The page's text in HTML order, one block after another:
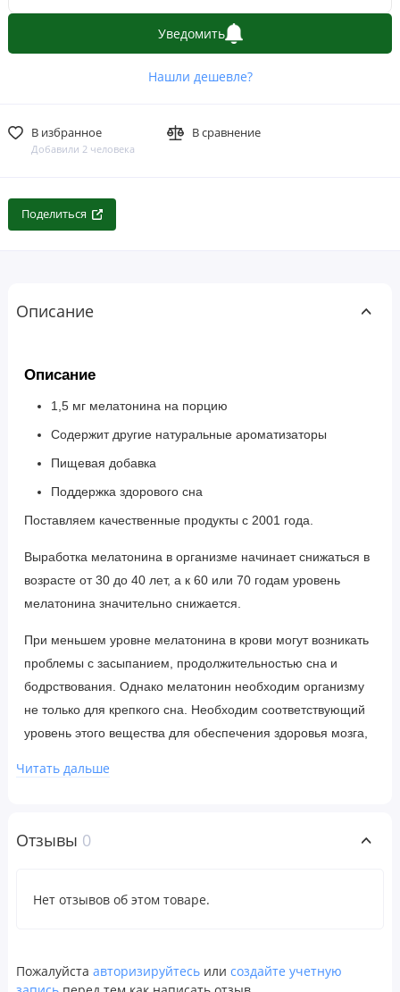
Уведомить
Нашли дешевле?
В избранное
Добавили 2 человека
В сравнение
Поделиться
Описание
Описание
1,5 мг мелатонина на порцию
Содержит другие натуральные ароматизаторы
Пищевая добавка
Поддержка здорового сна
Поставляем качественные продукты с 2001 года.
Выработка мелатонина в организме начинает снижаться в
возрасте от 30 до 40 лет, а к 60 или 70 годам уровень
мелатонина значительно снижается.
При меньшем уровне мелатонина в крови могут возникать
проблемы с засыпанием, продолжительностью сна и
бодрствования. Однако мелатонин необходим организму
не только для крепкого сна. Необходим соответствующий
уровень этого вещества для обеспечения здоровья мозга,
иммунной системы.
это запатентованная смесь из 8 тщательно отобранных и
мозга.
Читать дальше
Отзывы 0
Нет отзывов об этом товаре.
Пожалуйста авторизируйтесь или создайте учетную